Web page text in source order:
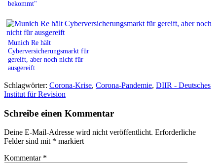
bekommt"
Munich Re hält
Cyberversicherungsmarkt für
gereift, aber noch nicht für
ausgereift
Schlagwörter: Corona-Krise, Corona-Pandemie, DIIR - Deutsches
Institut für Revision
Schreibe einen Kommentar
Deine E-Mail-Adresse wird nicht veröffentlicht. Erforderliche
Felder sind mit * markiert
Kommentar *